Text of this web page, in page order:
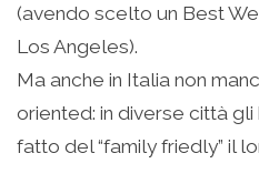
(avendo scelto un Best
Los Angeles).
Ma anche in Italia non
oriented: in diverse città
fatto del “family friedly” il